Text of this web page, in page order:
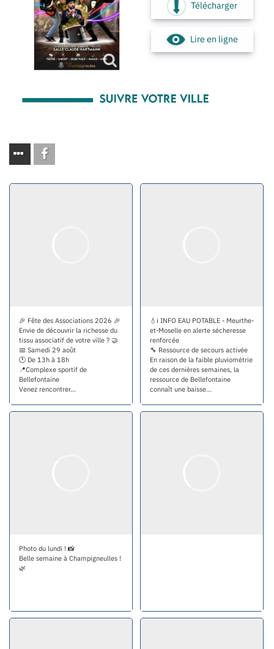
Télécharger
Lire en ligne
🎉 Fête des Associations 2026 🎉
Envie de découvrir la richesse du
tissu associatif de votre ville ? 🤝
📅 Samedi 29 août
🕐 De 13h à 18h
📍Complexe sportif de
Bellefontaine
Venez rencontrer...
💧ℹ INFO EAU POTABLE - Meurthe-
et-Moselle en alerte sécheresse
renforcée
🔧 Ressource de secours activée
En raison de la faible pluviométrie
de ces dernières semaines, la
ressource de Bellefontaine
connaît une baisse...
Photo du lundi ! 📸
Belle semaine à Champigneulles !
🌿